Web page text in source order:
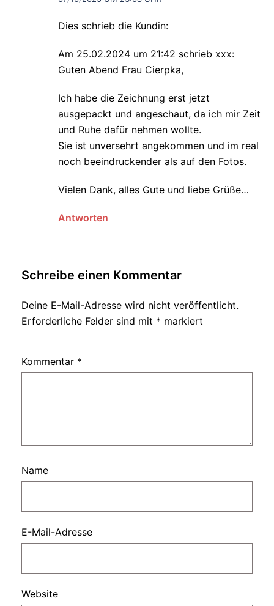
Dies schrieb die Kundin:
Am 25.02.2024 um 21:42 schrieb xxx:
Guten Abend Frau Cierpka,
Ich habe die Zeichnung erst jetzt
ausgepackt und angeschaut, da ich mir Zeit
und Ruhe dafür nehmen wollte.
Sie ist unversehrt angekommen und im real
noch beeindruckender als auf den Fotos.
Vielen Dank, alles Gute und liebe Grüße…
Antworten
Schreibe einen Kommentar
Deine E-Mail-Adresse wird nicht veröffentlicht.
Erforderliche Felder sind mit * markiert
Kommentar *
Name
E-Mail-Adresse
Website